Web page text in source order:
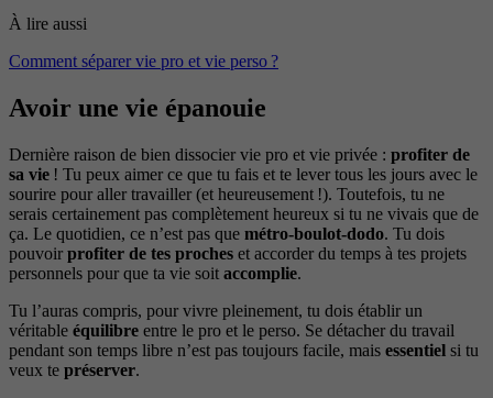
À lire aussi
Comment séparer vie pro et vie perso ?
Avoir une vie épanouie
Dernière raison de bien dissocier vie pro et vie privée : profiter de
sa vie ! Tu peux aimer ce que tu fais et te lever tous les jours avec le
sourire pour aller travailler (et heureusement !). Toutefois, tu ne
serais certainement pas complètement heureux si tu ne vivais que de
ça. Le quotidien, ce n’est pas que métro-boulot-dodo. Tu dois
pouvoir profiter de tes proches et accorder du temps à tes projets
personnels pour que ta vie soit accomplie.
Tu l’auras compris, pour vivre pleinement, tu dois établir un
véritable équilibre entre le pro et le perso. Se détacher du travail
pendant son temps libre n’est pas toujours facile, mais essentiel si tu
veux te préserver.